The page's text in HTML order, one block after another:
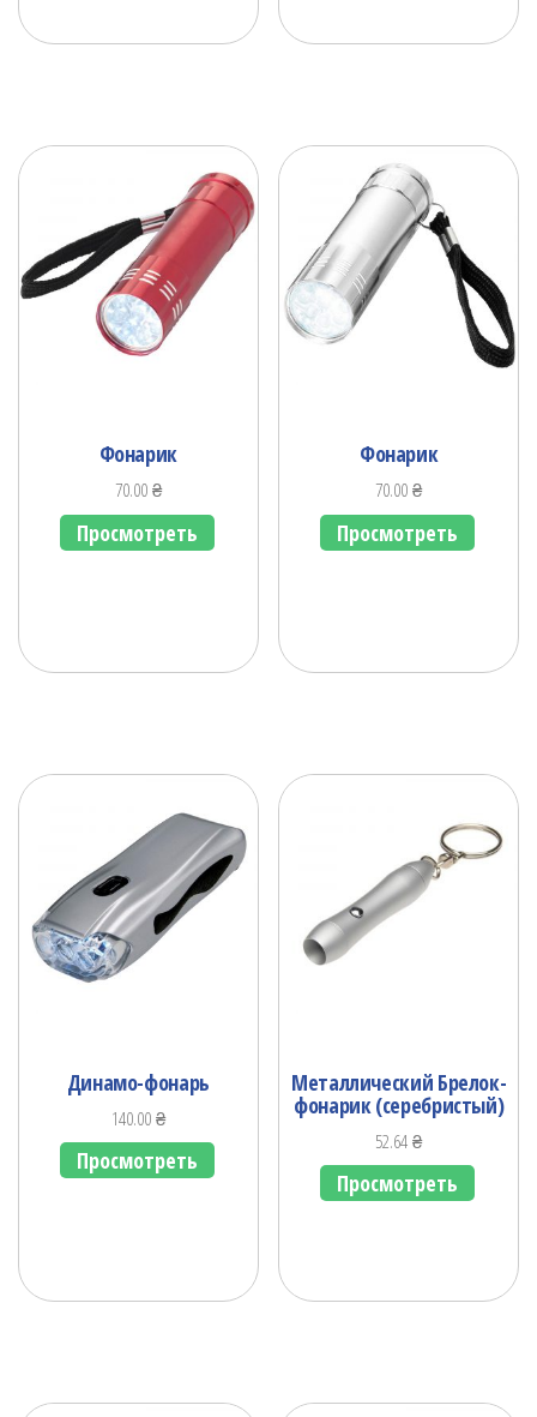
Фонарик
70.00₴
Просмотреть
Фонарик
70.00₴
Просмотреть
Динамо-фонарь
140.00₴
Просмотреть
Металлический Брелок-
фонарик (серебристый)
52.64₴
Просмотреть